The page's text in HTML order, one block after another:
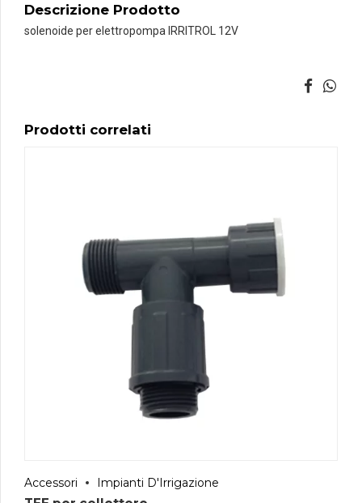
quantità
Descrizione Prodotto
solenoide per elettropompa IRRITROL 12V
Prodotti correlati
Accessori Impianti D'Irrigazione